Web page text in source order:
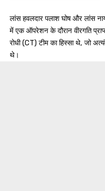
लांस हवलदार पलाश घोष और लांस
में एक ऑपरेशन के दौरान वीरगति
रोधी (CT) टीम का हिस्सा थे, जो
थे।